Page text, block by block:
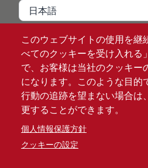
このウェブサイトの使用を継
べてのクッキーを受け入れる
で、お客様は当社のクッキー
になります。このような目的
行動の追跡を望まない場合は
更することができます。
個人情報保護方針
クッキーの設定
言語
VIPページ
ログ